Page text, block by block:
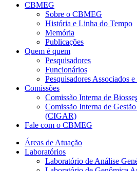
CBMEG
Sobre o CBMEG
História e Linha do Tempo
Memória
Publicações
Quem é quem
Pesquisadores
Funcionários
Pesquisadores Associados
Comissões
Comissão Interna de
Comissão Interna de
(CIGAR)
Fale com o CBMEG
Áreas de Atuação
Laboratórios
Laboratório de Análise